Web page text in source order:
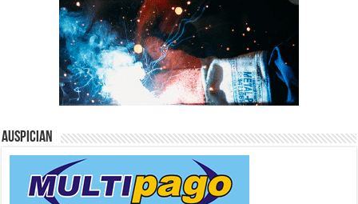
Auspician